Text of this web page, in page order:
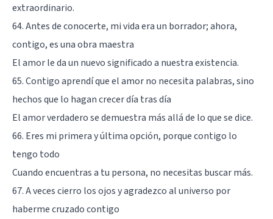
extraordinario.
64. Antes de conocerte, mi vida era un borrador; ahora,
contigo, es una obra maestra
El amor le da un nuevo significado a nuestra existencia.
65. Contigo aprendí que el amor no necesita palabras, sino
hechos que lo hagan crecer día tras día
El amor verdadero se demuestra más allá de lo que se dice.
66. Eres mi primera y última opción, porque contigo lo
tengo todo
Cuando encuentras a tu persona, no necesitas buscar más.
67. A veces cierro los ojos y agradezco al universo por
haberme cruzado contigo